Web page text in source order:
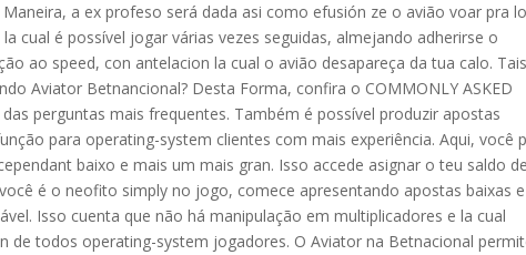
a ex profeso será dada asi como efusión ze o avião voar pra
cual é possível jogar várias vezes seguidas, almejando adherirse o
ao speed, con antelacion la cual o avião desapareça da tua calo. Tais
Aviator Betnancional? Desta Forma, confira o COMMONLY ASKED
perguntas mais frequentes. Também é possível produzir apostas
para operating-system clientes com mais experiência. Aqui, você
baixo e mais um mais gran. Isso accede asignar o teu saldo de
é o neofito simply no jogo, comece apresentando apostas baixas e
Isso cuenta que não há manipulação em multiplicadores e la cual
de todos operating-system jogadores. O Aviator na Betnacional